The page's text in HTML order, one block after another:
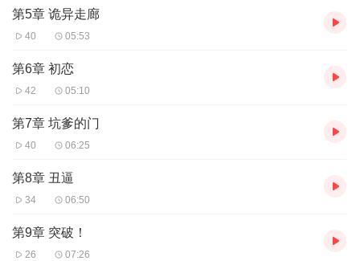
第5章 诡异走廊
40 05:53
第6章 初恋
42 05:10
第7章 坑爹的门
40 06:25
第8章 丑逼
34 06:50
第9章 突破！
26 07:26